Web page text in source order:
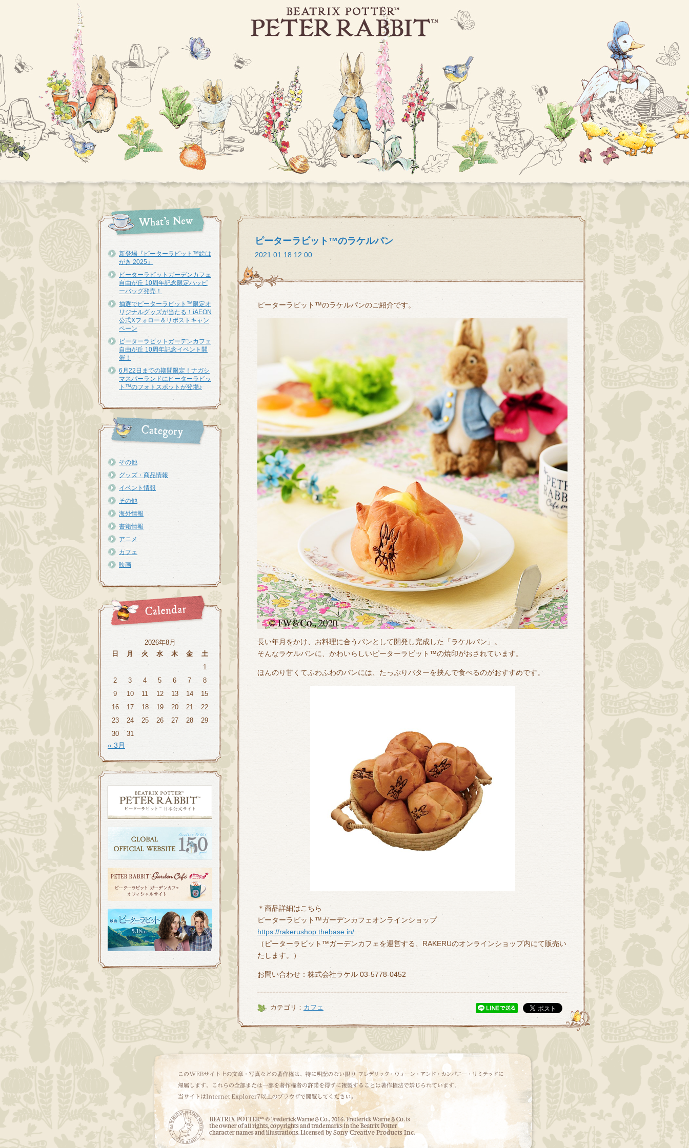
新登場『ピーターラビット™︎絵は
がき 2025』
ピーターラビットガーデンカフェ
自由が丘 10周年記念限定ハッピ
ーバッグ発売！
抽選でピーターラビット™限定オ
リジナルグッズが当たる！iAEON
公式Xフォロー＆リポストキャン
ペーン
ピーターラビットガーデンカフェ
自由が丘 10周年記念イベント開
催！
6月22日までの期間限定！ナガシ
マスパーランドにピーターラビッ
ト™のフォトスポットが登場♪
その他
グッズ・商品情報
イベント情報
その他
海外情報
書籍情報
アニメ
カフェ
映画
2026年8月
日
月 火 水 木 金
土
1
2
3 4 5 6 7
8
9
10 11 12 13 14
15
16
17 18 19 20 21
22
23
24 25 26 27 28
29
30
31
« 3月
ピーターラビット™のラケルパン
2021.01.18 12:00
ピーターラビット™のラケルパンのご紹介です。
長い年月をかけ、お料理に合うパンとして開発し完成した「ラケルパン」。
そんなラケルパンに、かわいらしいピーターラビット™の焼印がおされています。
ほんのり甘くてふわふわのパンには、たっぷりバターを挟んで食べるのがおすすめです。
＊商品詳細はこちら
ピーターラビット™ガーデンカフェオンラインショップ
https://rakerushop.thebase.in/
（ピーターラビット™ガーデンカフェを運営する、RAKERUのオンラインショップ内にて販売い
たします。）
お問い合わせ：株式会社ラケル 03-5778-0452
カテゴリ： カフェ